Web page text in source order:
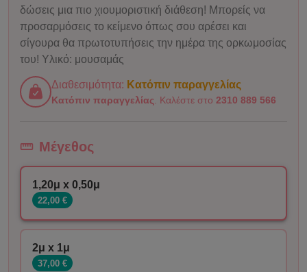
δώσεις μια πιο χιουμοριστική διάθεση! Μπορείς να
προσαρμόσεις το κείμενο όπως σου αρέσει και
σίγουρα θα πρωτοτυπήσεις την ημέρα της ορκωμοσίας
του! Υλικό: μουσαμάς
Διαθεσιμότητα: Κατόπιν παραγγελίας
Κατόπιν παραγγελίας . Καλέστε στο 2310 889 566
Μέγεθος
1,20μ x 0,50μ
22,00 €
2μ x 1μ
37,00 €